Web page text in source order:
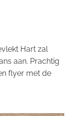
Hart zal
aan. Prachtig
flyer met de